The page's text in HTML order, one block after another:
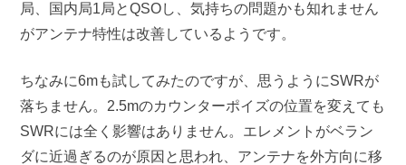
局、国内局1局とQSOし、気持ちの問題かも知れません
がアンテナ特性は改善しているようです。
ちなみに6mも試してみたのですが、思うようにSWRが
落ちません。2.5mのカウンターポイズの位置を変えても
SWRには全く影響はありません。エレメントがベラン
ダに近過ぎるのが原因と思われ、アンテナを外方向に移